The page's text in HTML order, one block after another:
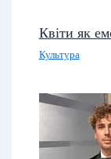
Квіти як
Культура